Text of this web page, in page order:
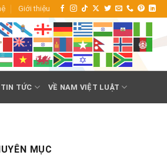
Giới thiệu
TIN TỨC VỀ NAM VIỆT LUẬT
MỤC